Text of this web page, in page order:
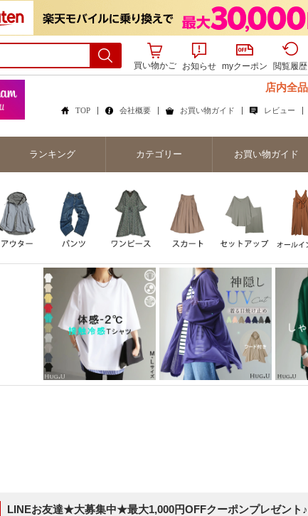
買い物かご お知らせ myクーポン 閲覧履歴
LINEお友達★大募集中★最大1,000円OFFクーポンプレゼント♪